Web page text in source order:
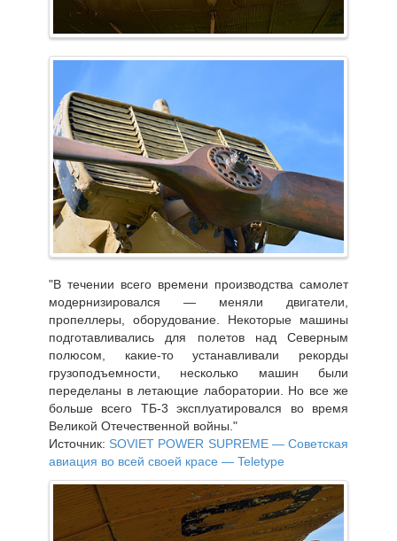
"В течении всего времени производства самолет
модернизировался — меняли двигатели,
пропеллеры, оборудование. Некоторые машины
подготавливались для полетов над Северным
полюсом, какие-то устанавливали рекорды
грузоподъемности, несколько машин были
переделаны в летающие лаборатории. Но все же
больше всего ТБ-3 эксплуатировался во время
Великой Отечественной войны."
Источник: SOVIET POWER SUPREME — Советская
авиация во всей своей красе — Teletype